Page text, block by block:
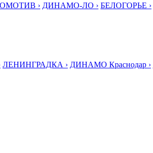
› ДИНАМО-ЛО › БЕЛОГОРЬЕ ›
ЛЕНИНГРАДКА › ДИНАМО Краснодар ›